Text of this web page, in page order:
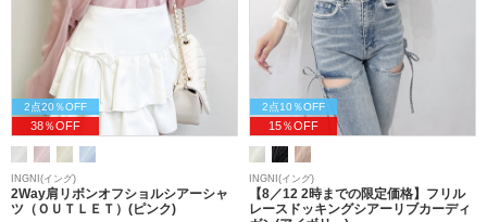
2点20％OFF
38％OFF
INGNI(イング)
2Way肩リボンオフショルシアーシャ
ツ（ＯＵＴＬＥＴ）(ピンク)
2点10％OFF
15％OFF
INGNI(イング)
【8／12 2時までの限定価格】フリル
レースドッキングシアーリブカーディ